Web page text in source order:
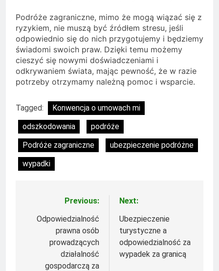
Podróże zagraniczne, mimo że mogą wiązać się z
ryzykiem, nie muszą być źródłem stresu, jeśli
odpowiednio się do nich przygotujemy i będziemy
świadomi swoich praw. Dzięki temu możemy
cieszyć się nowymi doświadczeniami i
odkrywaniem świata, mając pewność, że w razie
potrzeby otrzymamy należną pomoc i wsparcie.
Tagged:
Konwencja o umowach mi
odszkodowania
podróże
Podróże zagraniczne
ubezpieczenie podróżne
wypadki
Nawigacja
wpisu
Previous:
Odpowiedzialność
prawna osób
prowadzących
działalność
gospodarczą za
Next:
Ubezpieczenie
turystyczne a
odpowiedzialność za
wypadek za granicą